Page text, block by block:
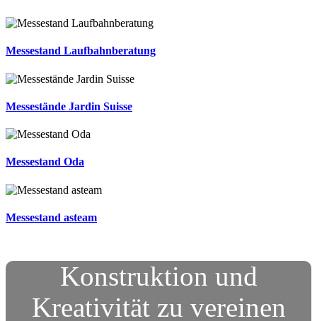
Messestand Laufbahnberatung
Messestände Jardin Suisse
Messestand Oda
Messestand asteam
Konstruktion und
Kreativität zu vereinen